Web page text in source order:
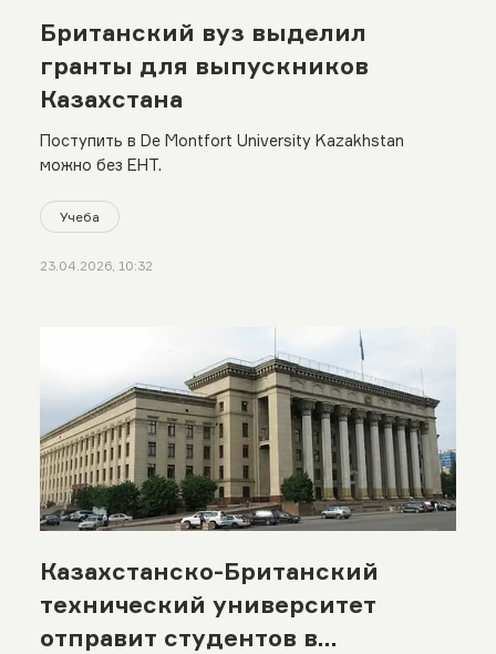
Британский вуз выделил
гранты для выпускников
Казахстана
Поступить в De Montfort University Kazakhstan
можно без ЕНТ.
Учеба
23.04.2026, 10:32
Казахстанско-Британский
технический университет
отправит студентов в